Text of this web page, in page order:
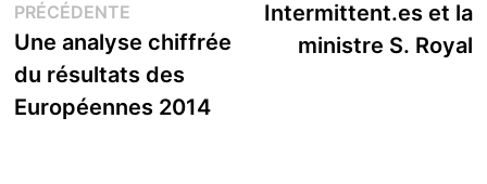
de
l’article
PRÉCÉDENTEPublication
précédente :
Une analyse chiffrée
du résultats des
Européennes 2014
Intermittent.es et la
ministre S. Royal